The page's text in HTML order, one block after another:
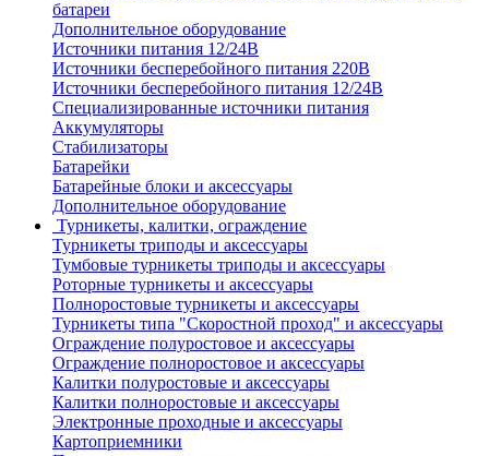
батареи
Дополнительное оборудование
Источники питания 12/24В
Источники бесперебойного питания 220В
Источники бесперебойного питания 12/24В
Специализированные источники питания
Аккумуляторы
Стабилизаторы
Батарейки
Батарейные блоки и аксессуары
Дополнительное оборудование
Турникеты, калитки, ограждение
Турникеты триподы и аксессуары
Тумбовые турникеты триподы и аксессуары
Роторные турникеты и аксессуары
Полноростовые турникеты и аксессуары
Турникеты типа "Скоростной проход" и аксессуары
Ограждение полуростовое и аксессуары
Ограждение полноростовое и аксессуары
Калитки полуростовые и аксессуары
Калитки полноростовые и аксессуары
Электронные проходные и аксессуары
Картоприемники